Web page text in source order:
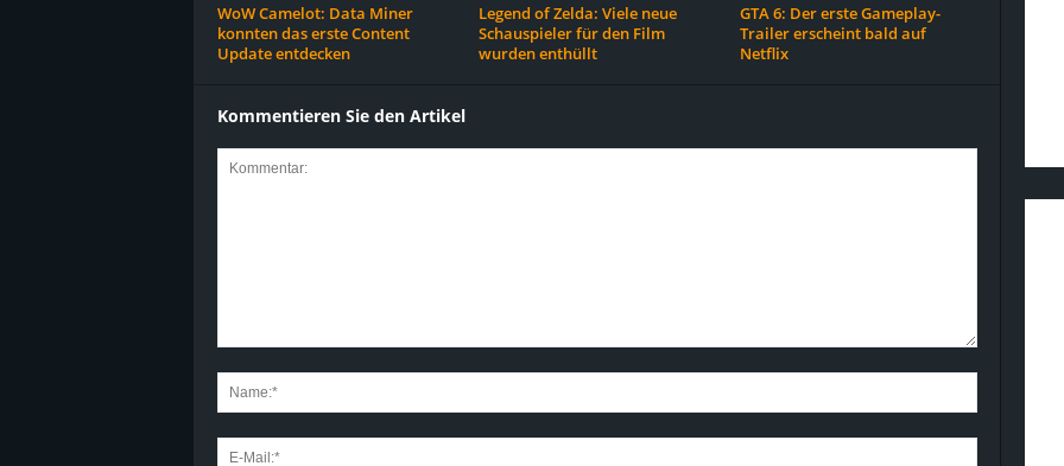
WoW Camelot: Data Miner
konnten das erste Content
Update entdecken
Legend of Zelda: Viele neue
Schauspieler für den Film
wurden enthüllt
GTA 6: Der erste Gameplay-
Trailer erscheint bald auf
Netflix
Kommentieren Sie den Artikel